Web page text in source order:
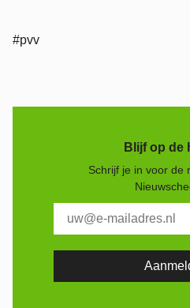
#pvv
Blijf op de
Schrijf je in voor de